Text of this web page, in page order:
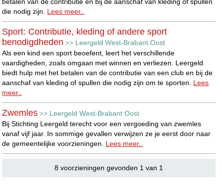
die nodig zijn. Lees meer..
Sport: Contributie, kleding of andere sport
benodigdheden >> Leergeld West-Brabant Oost
Als een kind een sport beoefent, leert het verschillende
vaardigheden, zoals omgaan met winnen en verliezen. Leergeld
biedt hulp met het betalen van de contributie van een club en bij de
aanschaf van kleding of spullen die nodig zijn om te sporten. Lees
meer..
Zwemles >> Leergeld West-Brabant Oost
Bij Stichting Leergeld terecht voor een vergoeding van zwemles
vanaf vijf jaar. In sommige gevallen verwijzen ze je eerst door naar
de gemeentelijke voorzieningen. Lees meer..
8 voorzieningen gevonden 1 van 1